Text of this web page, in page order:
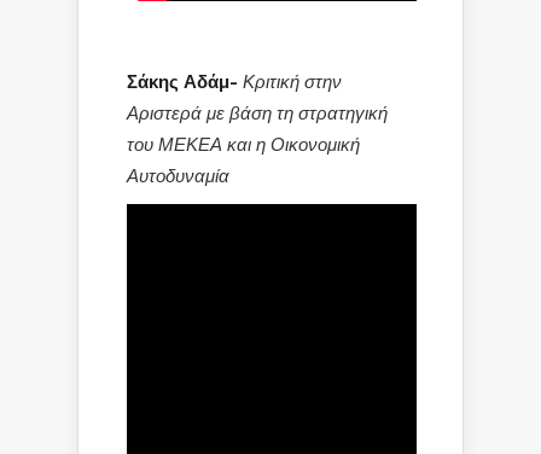
Σάκης Αδάμ- Κριτική στην
Αριστερά με βάση τη στρατηγική
του ΜΕΚΕΑ και η Οικονομική
Αυτοδυναμία